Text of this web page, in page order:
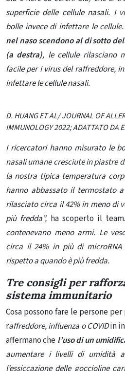
superficie delle cellule nasali. I
bolle invece di infettare le cellule.
nel naso scendono al di sotto
(a destra), le cellule rilasciano
facile per i virus del raffreddore,
infettare le cellule nasali.
D. HUANG ET AL/ JOURNAL OF
IMMUNOLOGY 2022; ADATTATO DA
I ricercatori hanno misurato le
nasali umane cresciute in piastre
la nostra tipica temperatura
hanno abbassato il termostato a
rilasciato circa il 42% in meno di
più fredda”, ha scoperto il team.
contenevano meno armi. Le
circa il 24% in più di
rispetto a quando è più fredda.
Tre consigli per
sistema immunitario
Cosa possono fare le persone
raffreddore, influenza o COVIDin
affermano che l’uso di un
aumentare i livelli di umidità
l’essiccazione delle goccioline